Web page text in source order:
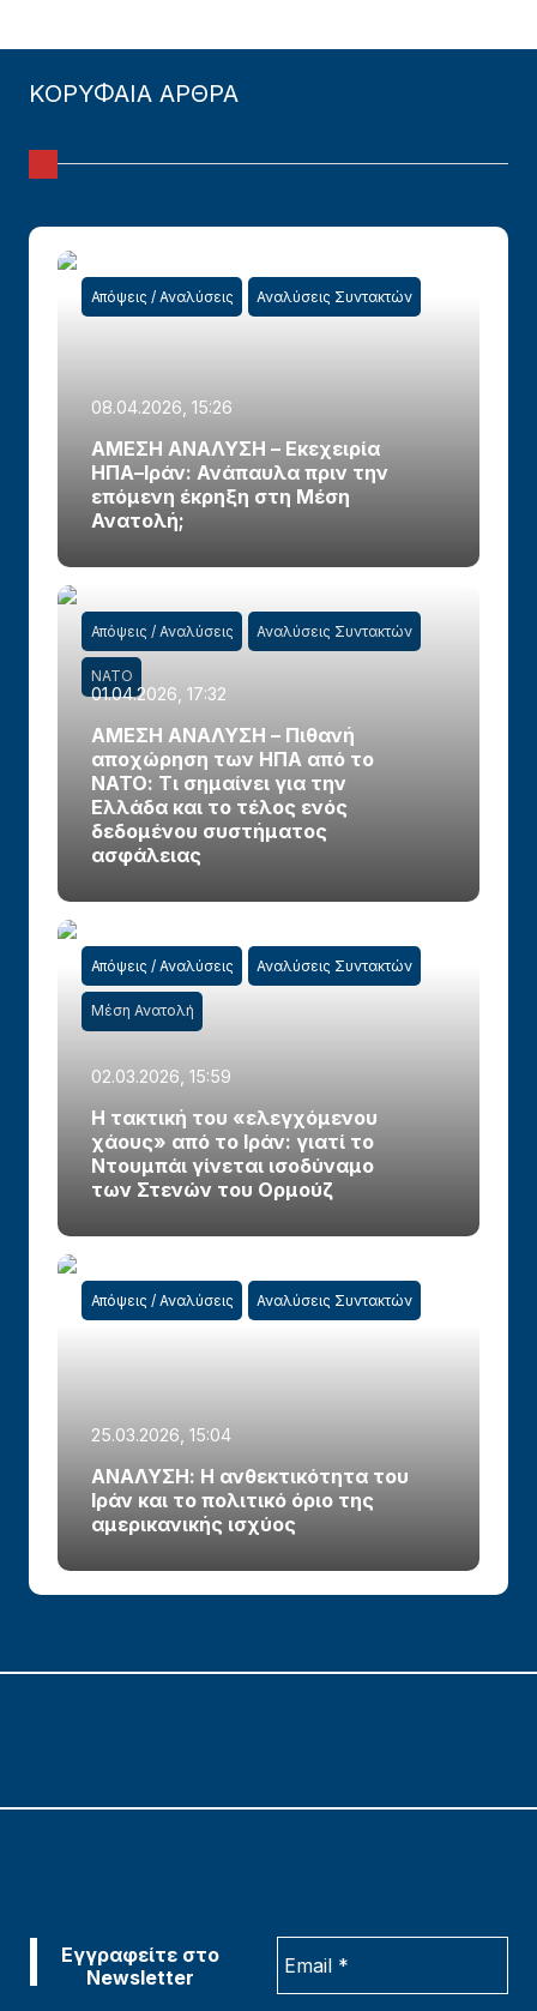
ΚΟΡΥΦΑΙΑ ΑΡΘΡΑ
Απόψεις / Αναλύσεις Αναλύσεις Συντακτών
08.04.2026, 15:26
ΑΜΕΣΗ ΑΝΑΛΥΣΗ – Εκεχειρία
ΗΠΑ–Ιράν: Ανάπαυλα πριν την
επόμενη έκρηξη στη Μέση
Ανατολή;
Απόψεις / Αναλύσεις Αναλύσεις Συντακτών
ΝΑΤΟ
01.04.2026, 17:32
ΑΜΕΣΗ ΑΝΑΛΥΣΗ – Πιθανή
αποχώρηση των ΗΠΑ από το
ΝΑΤΟ: Τι σημαίνει για την
Ελλάδα και το τέλος ενός
δεδομένου συστήματος
ασφάλειας
Απόψεις / Αναλύσεις Αναλύσεις Συντακτών
Μέση Ανατολή
02.03.2026, 15:59
Η τακτική του «ελεγχόμενου
χάους» από το Ιράν: γιατί το
Ντουμπάι γίνεται ισοδύναμο
των Στενών του Ορμούζ
Απόψεις / Αναλύσεις Αναλύσεις Συντακτών
25.03.2026, 15:04
ΑΝΑΛΥΣΗ: Η ανθεκτικότητα του
Ιράν και το πολιτικό όριο της
αμερικανικής ισχύος